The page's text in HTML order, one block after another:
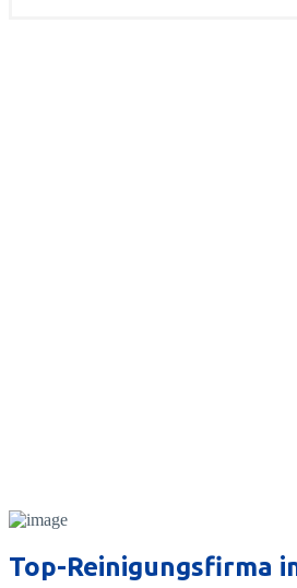
Top-Reinigungsfirma